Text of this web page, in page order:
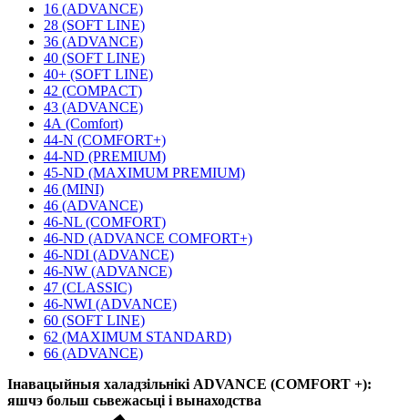
16 (ADVANCE)
28 (SOFT LINE)
36 (ADVANCE)
40 (SOFT LINE)
40+ (SOFT LINE)
42 (COMPACT)
43 (ADVANCE)
4А (Comfort)
44-N (COMFORT+)
44-ND (PREMIUM)
45-ND (MAXIMUM PREMIUM)
46 (MINI)
46 (ADVANCE)
46-NL (COMFORT)
46-ND (ADVANCE COMFORT+)
46-NDI (ADVANCE)
46-NW (ADVANCE)
47 (CLASSIC)
46-NWI (ADVANCE)
60 (SOFT LINE)
62 (MAXIMUM STANDARD)
66 (ADVANCE)
Інавацыйныя халадзільнікі ADVANCE (COMFORT +):
яшчэ больш сьвежасьці і вынаходства